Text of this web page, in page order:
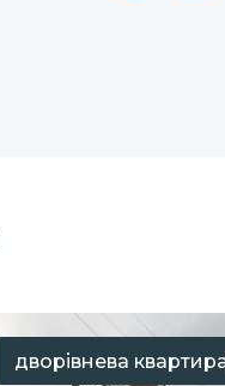
дворівнева